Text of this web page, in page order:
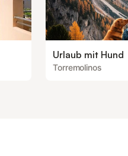
Urlaub mit Hund
Torremolinos